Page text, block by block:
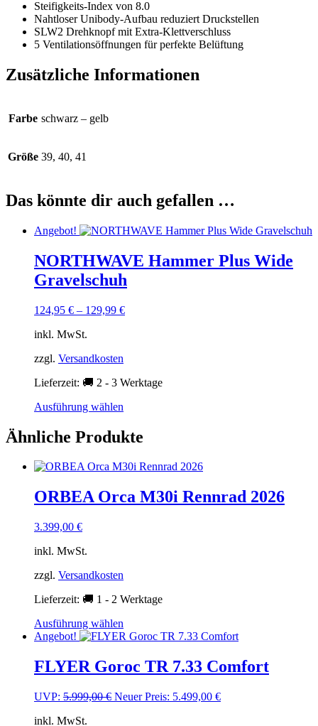
Steifigkeits-Index von 8.0
Nahtloser Unibody-Aufbau reduziert Druckstellen
SLW2 Drehknopf mit Extra-Klettverschluss
5 Ventilationsöffnungen für perfekte Belüftung
Zusätzliche Informationen
Farbe schwarz – gelb
Größe 39, 40, 41
Das könnte dir auch gefallen …
Angebot!
NORTHWAVE Hammer Plus Wide
Gravelschuh
124,95 € – 129,99 €
inkl. MwSt.
zzgl. Versandkosten
Lieferzeit: 🚚 2 - 3 Werktage
Ausführung wählen
weist
mehrere
auf.
Optionen
können
Ähnliche Produkte
ORBEA Orca M30i Rennrad 2026
3.399,00 €
inkl. MwSt.
zzgl. Versandkosten
Lieferzeit: 🚚 1 - 2 Werktage
Ausführung wählen
Produkt
mehrere
Varianten
Die
Angebot!
FLYER Goroc TR 7.33 Comfort
UVP: 5.999,00€ Ursprünglicher
Neuer Preis: 5.499,00 €Aktueller
inkl. MwSt.